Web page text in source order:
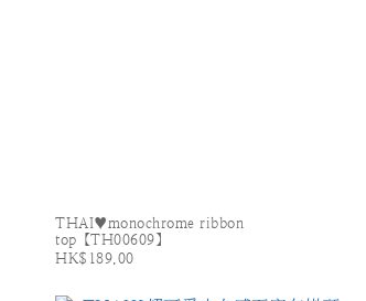
THAI♥monochrome ribbon
top【TH00609】
HK$189.00